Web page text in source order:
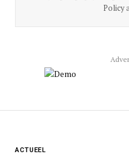
Policy
ACTUEEL